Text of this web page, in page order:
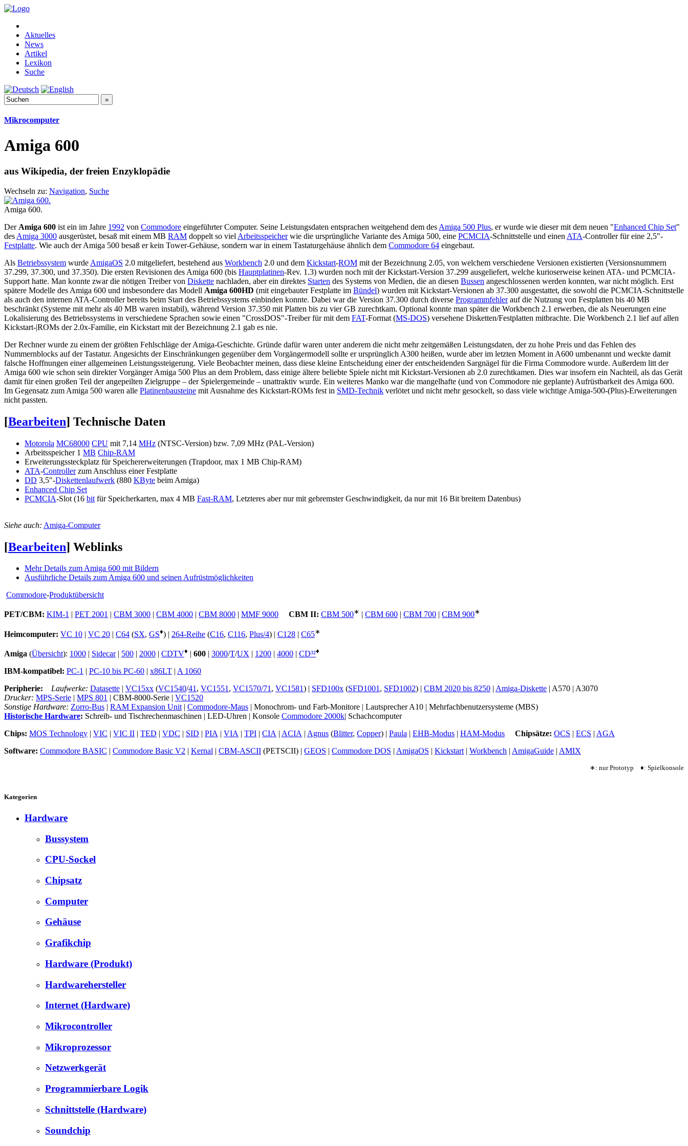
Aktuelles
News
Artikel
Lexikon
Suche
Mikrocomputer
Amiga 600
aus Wikipedia, der freien Enzyklopädie
Wechseln zu: Navigation, Suche
Amiga 600.
Der Amiga 600 ist ein im Jahre 1992 von Commodore eingeführter Computer. Seine Leistungsdaten entsprachen weitgehend dem des Amiga 500 Plus, er wurde wie dieser mit dem neuen "Enhanced Chip Set"
des Amiga 3000 ausgerüstet, besaß mit einem MB RAM doppelt so viel Arbeitsspeicherwie die ursprüngliche Variante des Amiga 500, eine PCMCIA-Schnittstelle und einen ATA-Controller für eine 2,5"-
Festplatte. Wie auch der Amiga 500 besaß er kein Tower-Gehäuse, sondern war in einem Tastaturgehäuse ähnlich dem Commodore 64 eingebaut.
Als Betriebssystem wurde AmigaOS 2.0 mitgeliefert, bestehend aus Workbench 2.0 und dem Kickstart-ROM mit der Bezeichnung 2.05, von welchem verschiedene Versionen existierten (Versionsnummern
37.299, 37.300, und 37.350). Die ersten Revisionen des Amiga 600 (bis Hauptplatinen-Rev. 1.3) wurden noch mit der Kickstart-Version 37.299 ausgeliefert, welche kurioserweise keinen ATA- und PCMCIA-
Support hatte. Man konnte zwar die nötigen Treiber von Diskette nachladen, aber ein direktes Starten des Systems von Medien, die an diesen Bussen angeschlossenen werden konnten, war nicht möglich. Erst
spätere Modelle des Amiga 600 und insbesondere das Modell Amiga 600HD (mit eingebauter Festplatte im Bündel) wurden mit Kickstart-Versionen ab 37.300 ausgestattet, die sowohl die PCMCIA-Schnittstelle
als auch den internen ATA-Controller bereits beim Start des Betriebssystems einbinden konnte. Dabei war die Version 37.300 durch diverse Programmfehlerauf die Nutzung von Festplatten bis 40 MB
beschränkt (Systeme mit mehr als 40 MB waren instabil), während Version 37.350 mit Platten bis zu vier GB zurechtkam. Optional konnte man später die Workbench 2.1 erwerben, die als Neuerungen eine
Lokalisierung des Betriebssystems in verschiedene Sprachen sowie einen "CrossDOS"-Treiber für mit dem FAT-Format (MS-DOS) versehene Disketten/Festplatten mitbrachte. Die Workbench 2.1 lief auf allen
Kickstart-|ROMs der 2.0x-Familie, ein Kickstart mit der Bezeichnung 2.1 gab es nie.
Der Rechner wurde zu einem der größten Fehlschläge der Amiga-Geschichte. Gründe dafür waren unter anderem die nicht mehr zeitgemäßen Leistungsdaten, der zu hohe Preis und das Fehlen des
Nummernblocks auf der Tastatur. Angesichts der Einschränkungen gegenüber dem Vorgängermodell sollte er ursprünglich A300 heißen, wurde aber im letzten Moment in A600 umbenannt und weckte damit
falsche Hoffnungen einer allgemeinen Leistungssteigerung. Viele Beobachter meinen, dass diese kleine Entscheidung einer der entscheidenden Sargnägel für die Firma Commodore wurde. Außerdem litt der
Amiga 600 wie schon sein direkter Vorgänger Amiga 500 Plus an dem Problem, dass einige ältere beliebte Spiele nicht mit Kickstart-Versionen ab 2.0 zurechtkamen. Dies war insofern ein Nachteil, als das Gerät
damit für einen großen Teil der angepeilten Zielgruppe – der Spielergemeinde – unattraktiv wurde. Ein weiteres Manko war die mangelhafte (und von Commodore nie geplante) Aufrüstbarkeit des Amiga 600.
Im Gegensatz zum Amiga 500 waren alle Platinenbausteine mit Ausnahme des Kickstart-ROMs fest in SMD-Technik verlötet und nicht mehr gesockelt, so dass viele wichtige Amiga-500-(Plus)-Erweiterungen
nicht passten.
[Bearbeiten] Technische Daten
Motorola MC68000 CPU mit 7,14 MHz (NTSC-Version) bzw. 7,09 MHz (PAL-Version)
Arbeitsspeicher 1 MB Chip-RAM
Erweiterungssteckplatz für Speichererweiterungen (Trapdoor, max 1 MB Chip-RAM)
ATA-Controllerzum Anschluss einer Festplatte
DD 3,5"-Diskettenlaufwerk (880 KByte beim Amiga)
Enhanced Chip Set
PCMCIA-Slot (16 bit für Speicherkarten, max 4 MB Fast-RAM, Letzteres aber nur mit gebremster Geschwindigkeit, da nur mit 16 Bit breitem Datenbus)
Siehe auch: Amiga-Computer
[Bearbeiten] Weblinks
Mehr Details zum Amiga 600 mit Bildern
Ausführliche Details zum Amiga 600 und seinen Aufrüstmöglichkeiten
Commodore-Produktübersicht
PET/CBM: KIM-1 PET 2001 CBM 3000 CBM 4000 CBM 8000 MMF 9000 CBM II: CBM 500∗ CBM 600 CBM 700 CBM 900∗
Heimcomputer: VC 10 | VC 20 | C64 (SX, GS♦) | 264-Reihe (C16, C116, Plus/4) | C128 | C65∗
Amiga (Übersicht): 1000 Sidecar| 500 2000 CDTV♦ 600 3000/T/UX 1200 4000 CD³²♦
IBM-kompatibel: PC-1 PC-10 bis PC-60 x86LT A 1060
Peripherie:
Laufwerke: Datasette VC15xx (VC1540/41, VC1551, VC1570/71, VC1581) | SFD100x (SFD1001, SFD1002) | CBM 2020 bis 8250 Amiga-Diskette | A570 | A3070
Drucker: MPS-Serie MPS 801 | CBM-8000-Serie | VC1520
Sonstige Hardware: Zorro-Bus RAM Expansion Unit| Commodore-Maus | Monochrom- und Farb-Monitore | Lautsprecher A10 | Mehrfachbenutzersysteme (MBS)
Historische Hardware: Schreib- und Tischrechenmaschinen | LED-Uhren | Konsole Commodore 2000k | Schachcomputer
Chips: MOS Technology VIC VIC II TED VDC SID PIA VIA TPI CIA ACIA Agnus (Blitter, Copper) | Paula EHB-Modus HAM-Modus Chipsätze: OCS ECS
AGA
Software: Commodore BASIC Commodore Basic V2 Kernal CBM-ASCII (PETSCII) | GEOS Commodore DOS AmigaOS Kickstart| Workbench AmigaGuide AMIX
∗: nur Prototyp ♦: Spielkonsole
Kategorien
Hardware
Bussystem
CPU-Sockel
Chipsatz
Computer
Gehäuse
Grafikchip
Hardware (Produkt)
Hardwarehersteller
Internet (Hardware)
Mikrocontroller
Mikroprozessor
Netzwerkgerät
Programmierbare Logik
Schnittstelle (Hardware)
Soundchip